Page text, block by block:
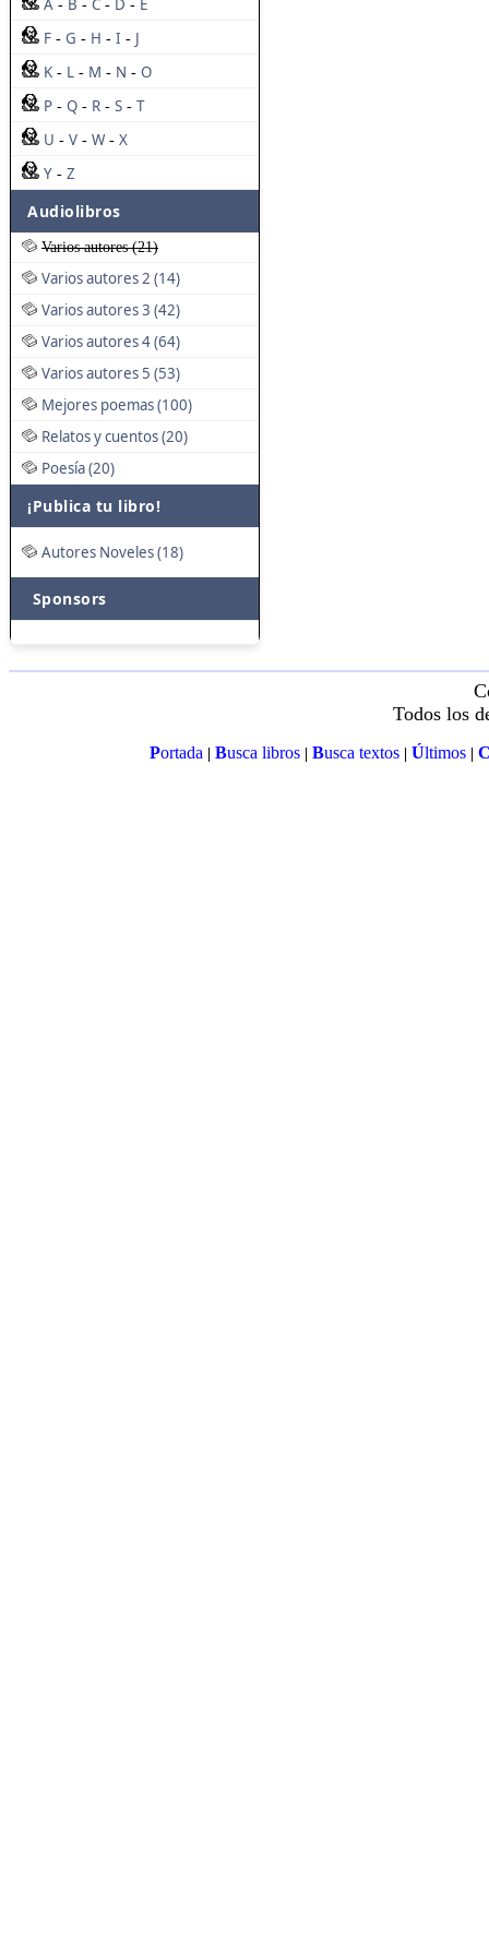
A - B - C - D - E
F - G - H - I - J
K - L - M - N - O
P - Q - R - S - T
U - V - W - X
Y - Z
Audiolibros
Varios autores (21)
Varios autores 2 (14)
Varios autores 3 (42)
Varios autores 4 (64)
Varios autores 5 (53)
Mejores poemas (100)
Relatos y cuentos (20)
Poesía (20)
¡Publica tu libro!
Autores Noveles (18)
Sponsors
Todos los
Portada| Busca libros| Busca textos| Últimos|